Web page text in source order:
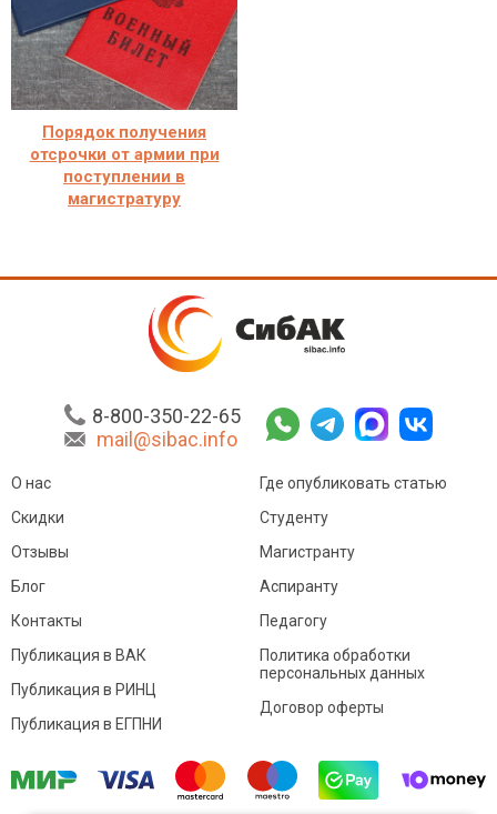
Порядок получения
отсрочки от армии при
поступлении в
магистратуру
8-800-350-22-65
mail@sibac.info
О нас
Скидки
Отзывы
Блог
Контакты
Где опубликовать статью
Студенту
Магистранту
Аспиранту
Педагогу
Публикация в ВАК
Публикация в РИНЦ
Публикация в ЕГПНИ
Политика обработки
персональных данных
Договор оферты